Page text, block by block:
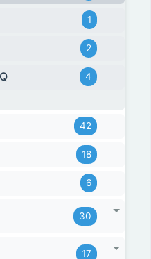
1
2
4
42
18
6
30
17